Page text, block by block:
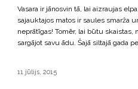
Vasara ir jānosvin tā, lai aizraujas
sajauktajos matos ir saules smarža
neprātīgas! Tomēr, lai būtu
sargājot savu ādu. Šajā siltajā gada
11 jūlijs, 2015